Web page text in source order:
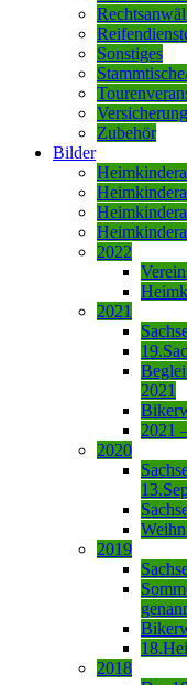
Sonstiges
Zubehör
Bilder
2022
2021
2021
2021
2020
2019
2018